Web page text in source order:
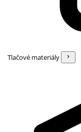
Tlačové materiály